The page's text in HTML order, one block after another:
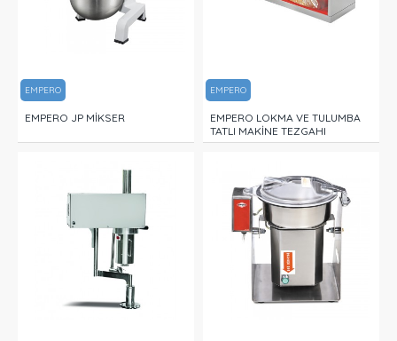
EMPERO
EMPERO JP MİKSER
EMPERO
EMPERO LOKMA VE TULUMBA
TATLI MAKİNE TEZGAHI